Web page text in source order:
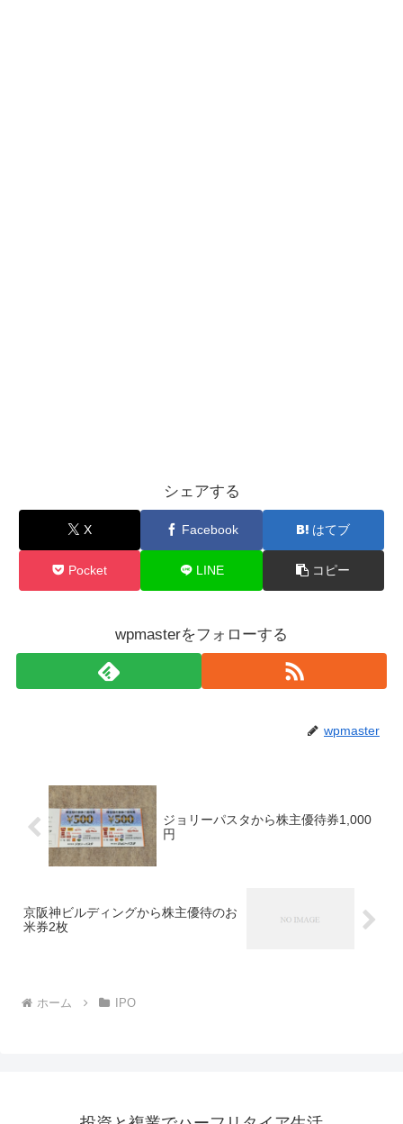
シェアする
X Facebook はてブ
Pocket LINE コピー
wpmasterをフォローする
wpmaster
ジョリーパスタから株主優待券1,000
円
京阪神ビルディングから株主優待のお
米券2枚
ホーム IPO